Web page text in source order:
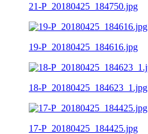
21-P_20180425_184750.jpg
19-P_20180425_184616.jpg
18-P_20180425_184623_1.jpg
17-P_20180425_184425.jpg